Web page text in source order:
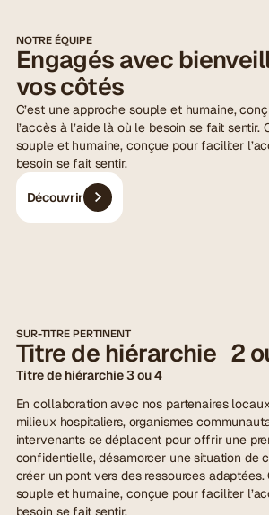
NOTRE ÉQUIPE
Engagés avec
vos côtés
C’est une approche souple et humaine,
l’accès à l’aide là où le besoin se fait sentir.
souple et humaine, conçue pour faciliter
besoin se fait sentir.
Découvrir
SUR-TITRE PERTINENT
Titre de hiérarchie 2
Titre de hiérarchie 3 ou 4
En collaboration avec nos partenaires
milieux hospitaliers, organismes
intervenants se déplacent pour offrir une
confidentielle, désamorcer une situation de
créer un pont vers des ressources adaptées.
souple et humaine, conçue pour faciliter
besoin se fait sentir.